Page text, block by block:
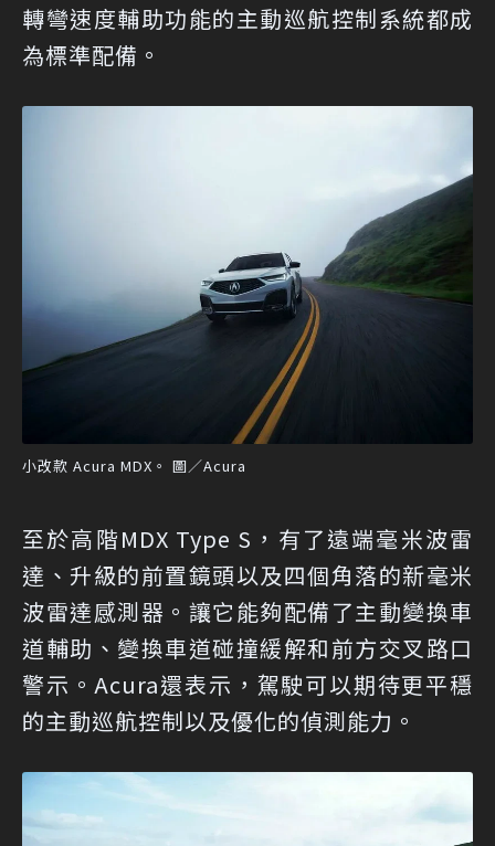
轉彎速度輔助功能的主動巡航控制系統都成
為標準配備。
小改款 Acura MDX。 圖／Acura
至於高階MDX Type S，有了遠端毫米波雷
達、升級的前置鏡頭以及四個角落的新毫米
波雷達感測器。讓它能夠配備了主動變換車
道輔助、變換車道碰撞緩解和前方交叉路口
警示。Acura還表示，駕駛可以期待更平穩
的主動巡航控制以及優化的偵測能力。